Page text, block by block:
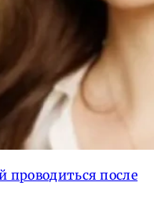
проводиться после